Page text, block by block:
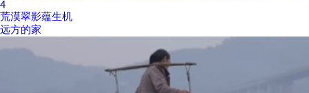
4
荒漠翠影蕴生机
远方的家